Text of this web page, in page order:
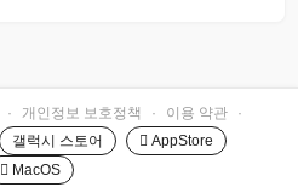
· 개인정보 보호정책 · 이용 약관
·
갤럭시 스토어
 AppStore
 MacOS